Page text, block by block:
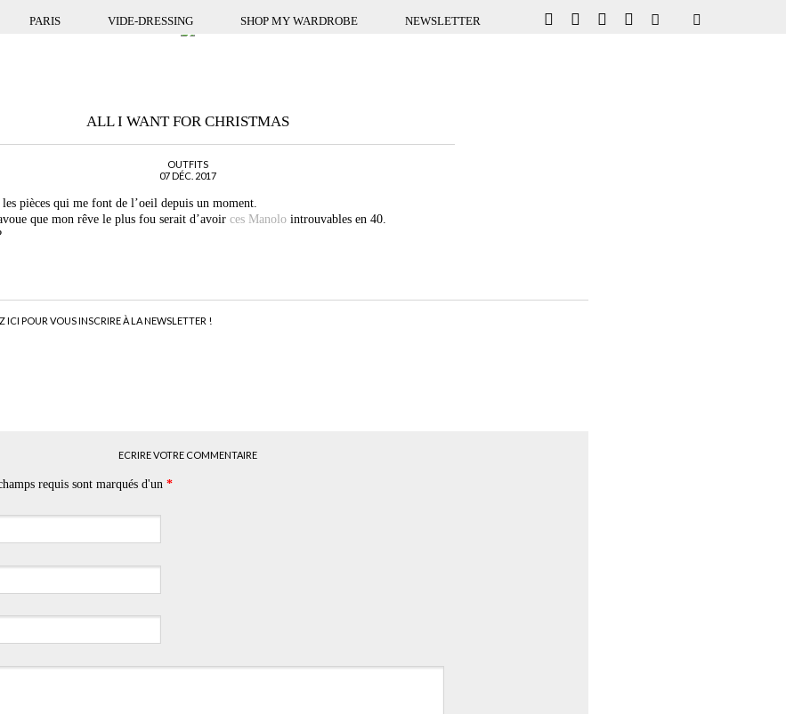
PARIS VIDE-DRESSING SHOP MY WARDROBE NEWSLETTER
ALL I WANT FOR CHRISTMAS
OUTFITS
07 DÉC. 2017
pièces qui me font de l’oeil depuis un moment.
que mon rêve le plus fou serait d’avoir ces Manolo introuvables en 40.
ICI POUR VOUS INSCRIRE À LA NEWSLETTER !
ECRIRE VOTRE COMMENTAIRE
requis sont marqués d'un *